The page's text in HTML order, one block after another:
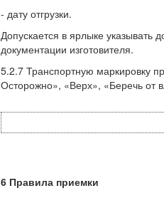
- дату отгрузки.
Допускается в ярлыке
документации изготовителя.
5.2.7 Транспортную маркировку
Осторожно», «Верх», «Беречь от
6 Правила приемки